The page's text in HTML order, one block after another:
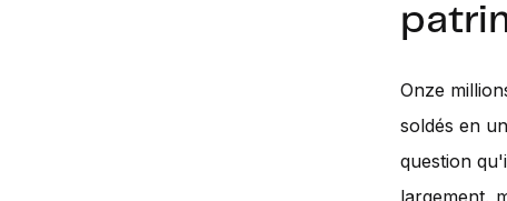
Onze
soldés en
question
largement,